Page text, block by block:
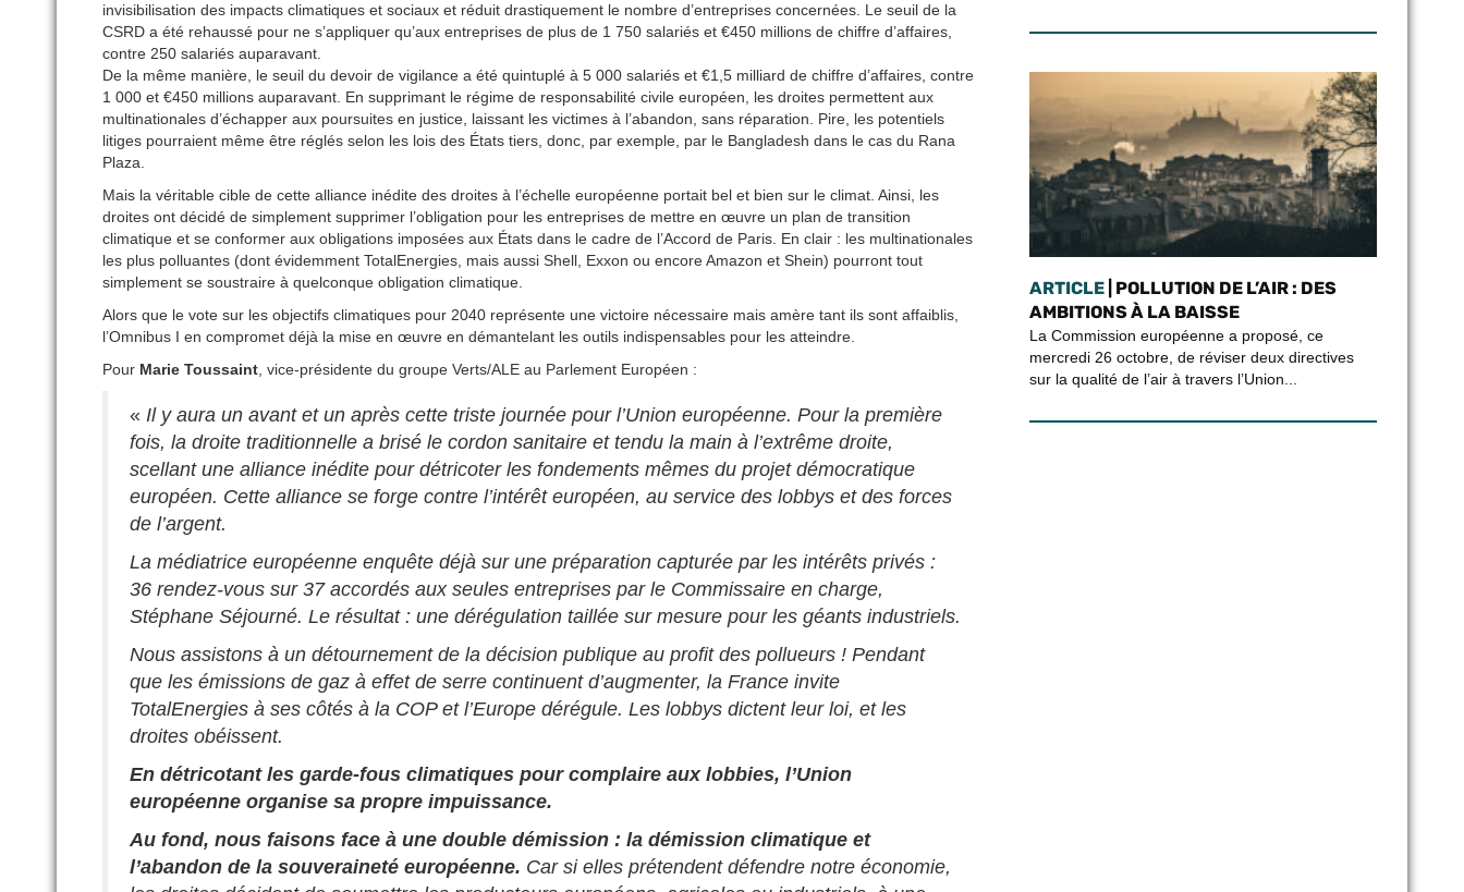
invisibilisation des impacts climatiques et sociaux et réduit drastiquement le nombre d’entreprises concernées. Le seuil de la
CSRD a été rehaussé pour ne s’appliquer qu’aux entreprises de plus de 1 750 salariés et €450 millions de chiffre d’affaires,
contre 250 salariés auparavant.
De la même manière, le seuil du devoir de vigilance a été quintuplé à 5 000 salariés et €1,5 milliard de chiffre d’affaires, contre
1 000 et €450 millions auparavant. En supprimant le régime de responsabilité civile européen, les droites permettent aux
multinationales d’échapper aux poursuites en justice, laissant les victimes à l’abandon, sans réparation. Pire, les potentiels
litiges pourraient même être réglés selon les lois des États tiers, donc, par exemple, par le Bangladesh dans le cas du Rana
Plaza.
Mais la véritable cible de cette alliance inédite des droites à l’échelle européenne portait bel et bien sur le climat. Ainsi, les
droites ont décidé de simplement supprimer l’obligation pour les entreprises de mettre en œuvre un plan de transition
climatique et se conformer aux obligations imposées aux États dans le cadre de l’Accord de Paris. En clair : les multinationales
les plus polluantes (dont évidemment TotalEnergies, mais aussi Shell, Exxon ou encore Amazon et Shein) pourront tout
simplement se soustraire à quelconque obligation climatique.
Alors que le vote sur les objectifs climatiques pour 2040 représente une victoire nécessaire mais amère tant ils sont affaiblis,
l’Omnibus I en compromet déjà la mise en œuvre en démantelant les outils indispensables pour les atteindre.
Pour Marie Toussaint , vice-présidente du groupe Verts/ALE au Parlement Européen :
« Il y aura un avant et un après cette triste journée pour l’Union européenne. Pour la première
fois, la droite traditionnelle a brisé le cordon sanitaire et tendu la main à l’extrême droite,
scellant une alliance inédite pour détricoter les fondements mêmes du projet démocratique
européen. Cette alliance se forge contre l’intérêt européen, au service des lobbys et des forces
de l’argent.
La médiatrice européenne enquête déjà sur une préparation capturée par les intérêts privés :
36 rendez-vous sur 37 accordés aux seules entreprises par le Commissaire en charge,
Stéphane Séjourné. Le résultat : une dérégulation taillée sur mesure pour les géants industriels.
Nous assistons à un détournement de la décision publique au profit des pollueurs ! Pendant
que les émissions de gaz à effet de serre continuent d’augmenter, la France invite
TotalEnergies à ses côtés à la COP et l’Europe dérégule. Les lobbys dictent leur loi, et les
droites obéissent.
En détricotant les garde-fous climatiques pour complaire aux lobbies, l’Union
européenne organise sa propre impuissance.
Au fond, nous faisons face à une double démission : la démission climatique et
l’abandon de la souveraineté européenne. Car si elles prétendent défendre notre économie,
ARTICLE| POLLUTION DE L’AIR : DES
AMBITIONS À LA BAISSE
La Commission européenne a proposé, ce
mercredi 26 octobre, de réviser deux directives
sur la qualité de l’air à travers l’Union...